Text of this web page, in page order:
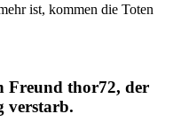
ist, kommen die Toten
Freund thor72, der
verstarb.